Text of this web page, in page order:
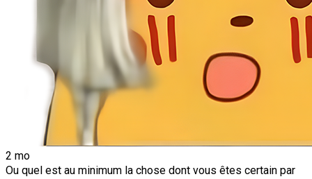
2 mo
Ou quel est au minimum la chose dont vous êtes certain par